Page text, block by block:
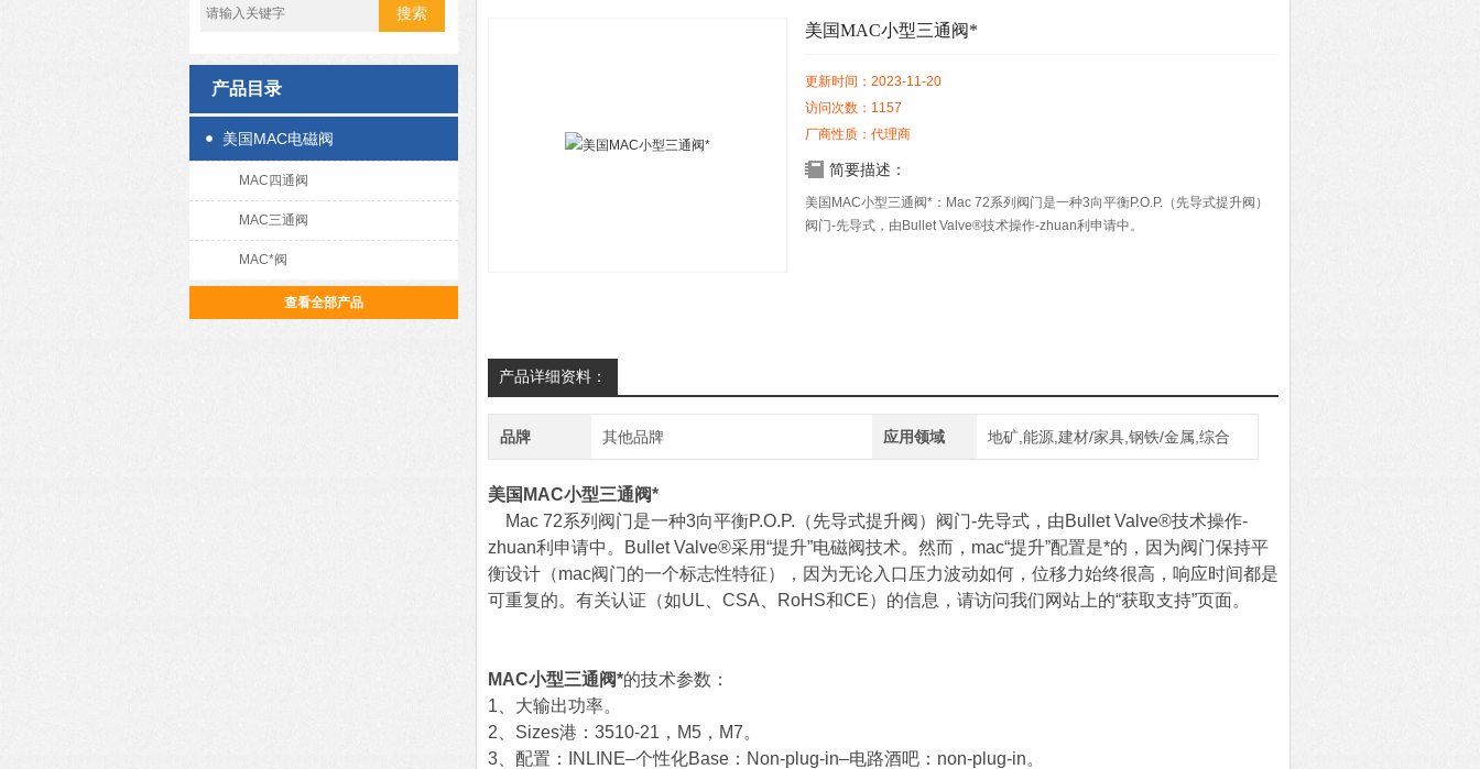
产品目录
美国MAC电磁阀
MAC四通阀
MAC三通阀
MAC*阀
查看全部产品
美国MAC小型三通阀*
更新时间：2023-11-20
访问次数：1157
厂商性质：代理商
简要描述：
美国MAC小型三通阀*：Mac 72系列阀门是一种3向平衡P.O.P.（先导式提升阀）
阀门-先导式，由Bullet Valve®技术操作-zhuan利申请中。
产品详细资料：
品牌 其他品牌 应用领域 地矿,能源,建材/家具,钢铁/金属,综合
美国MAC小型三通阀*
Mac 72系列阀门是一种3向平衡P.O.P.（先导式提升阀）阀门-先导式，由Bullet Valve®技术操作-
zhuan利申请中。Bullet Valve®采用“提升”电磁阀技术。然而，mac“提升”配置是*的，因为阀门保持平
衡设计（mac阀门的一个标志性特征），因为无论入口压力波动如何，位移力始终很高，响应时间都是
可重复的。有关认证（如UL、CSA、RoHS和CE）的信息，请访问我们网站上的“获取支持”页面。
MAC小型三通阀*的技术参数：
1、大输出功率。
2、Sizes港：3510-21，M5，M7。
3、配置：INLINE–个性化Base：Non-plug-in–电路酒吧：non-plug-in。